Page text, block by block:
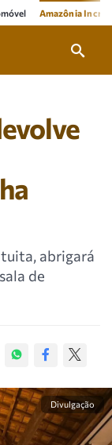
Amazônia
abrigará
de
Divulgação